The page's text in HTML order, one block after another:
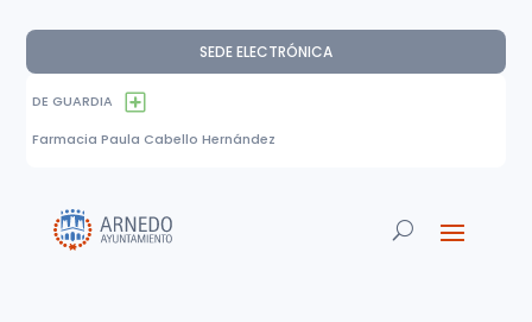
SEDE ELECTRÓNICA
DE GUARDIA
Farmacia Paula Cabello Hernández